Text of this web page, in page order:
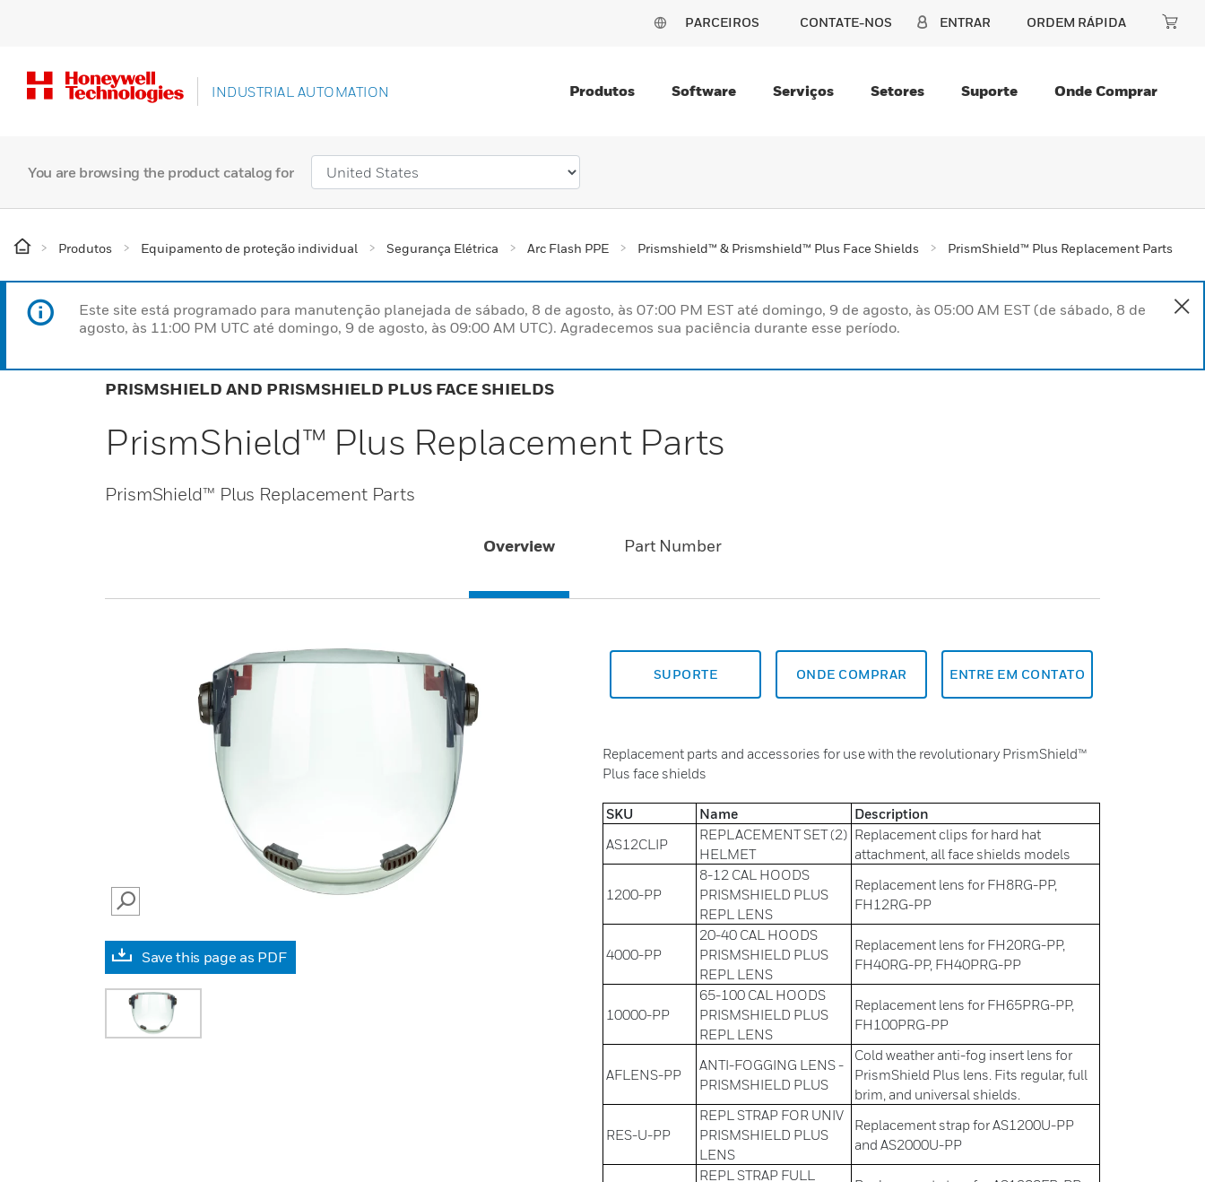
PARCEIROS CONTATE-NOS ENTRAR ORDEM RÁPIDA
INDUSTRIAL AUTOMATION Produtos Software Serviços Setores Suporte Onde Comprar
You are browsing the product catalog for
Produtos Equipamento de proteção individual Segurança Elétrica Arc Flash PPE Prismshield™ & Prismshield™ Plus Face Shields PrismShield™ Plus Replacement Parts
Este site está programado para manutenção planejada de sábado, 8 de agosto, às 07:00 PM EST até domingo, 9 de agosto, às 05:00 AM EST (de sábado, 8 de
agosto, às 11:00 PM UTC até domingo, 9 de agosto, às 09:00 AM UTC). Agradecemos sua paciência durante esse período.
PRISMSHIELD AND PRISMSHIELD PLUS FACE SHIELDS
PrismShield™ Plus Replacement Parts
PrismShield™ Plus Replacement Parts
Overview Part Number
SEARCH
Save this page as PDF
SUPORTE ONDE COMPRAR ENTRE EM CONTATO
Replacement parts and accessories for use with the revolutionary PrismShield™
Plus face shields
SKU Name
Description
AS12CLIP
REPLACEMENT SET (2)
HELMET
Replacement clips for hard hat
attachment, all face shields models
1200-PP
8-12 CAL HOODS
PRISMSHIELD PLUS
REPL LENS
Replacement lens for FH8RG-PP,
FH12RG-PP
4000-PP
20-40 CAL HOODS
PRISMSHIELD PLUS
REPL LENS
Replacement lens for FH20RG-PP,
FH40RG-PP, FH40PRG-PP
10000-PP
65-100 CAL HOODS
PRISMSHIELD PLUS
REPL LENS
Replacement lens for FH65PRG-PP,
FH100PRG-PP
AFLENS-PP
ANTI-FOGGING LENS -
PRISMSHIELD PLUS
Cold weather anti-fog insert lens for
PrismShield Plus lens. Fits regular, full
brim, and universal shields.
RES-U-PP
REPL STRAP FOR UNIV
PRISMSHIELD PLUS
LENS
Replacement strap for AS1200U-PP
and AS2000U-PP
REPL STRAP FULL